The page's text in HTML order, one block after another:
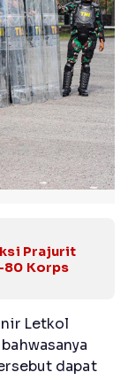
Prajurit
80 Korps
Letkol
dapat